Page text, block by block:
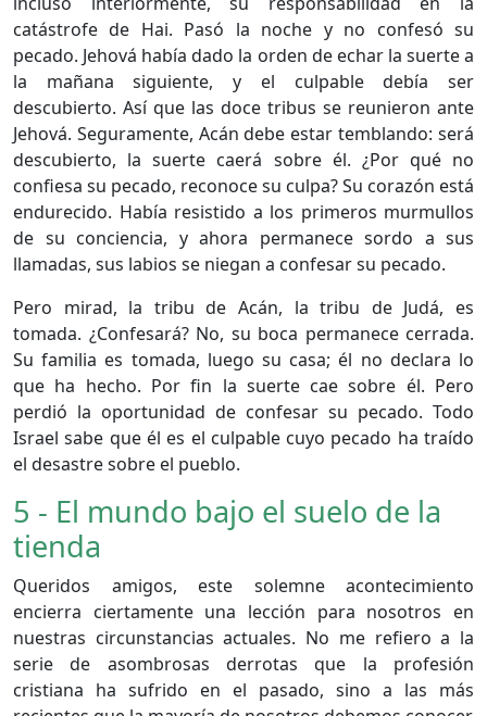
catástrofe de Hai. Pasó la noche y no confesó su
pecado. Jehová había dado la orden de echar la suerte a
la mañana siguiente, y el culpable debía ser
descubierto. Así que las doce tribus se reunieron ante
Jehová. Seguramente, Acán debe estar temblando: será
descubierto, la suerte caerá sobre él. ¿Por qué no
confiesa su pecado, reconoce su culpa? Su corazón está
endurecido. Había resistido a los primeros murmullos
de su conciencia, y ahora permanece sordo a sus
llamadas, sus labios se niegan a confesar su pecado.
Pero mirad, la tribu de Acán, la tribu de Judá, es
tomada. ¿Confesará? No, su boca permanece cerrada.
Su familia es tomada, luego su casa; él no declara lo
que ha hecho. Por fin la suerte cae sobre él. Pero
perdió la oportunidad de confesar su pecado. Todo
Israel sabe que él es el culpable cuyo pecado ha traído
el desastre sobre el pueblo.
5 - El mundo bajo el suelo de la
tienda
Queridos amigos, este solemne acontecimiento
encierra ciertamente una lección para nosotros en
nuestras circunstancias actuales. No me refiero a la
serie de asombrosas derrotas que la profesión
cristiana ha sufrido en el pasado, sino a las más